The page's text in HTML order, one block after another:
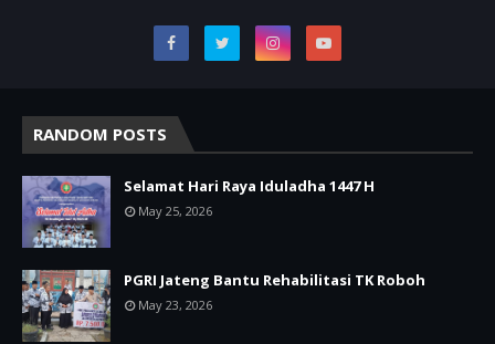
RANDOM POSTS
Selamat Hari Raya Iduladha 1447 H
May 25, 2026
PGRI Jateng Bantu Rehabilitasi TK Roboh
May 23, 2026